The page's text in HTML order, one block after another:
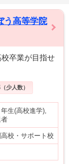
う高等学院
卒業が目指せ
少人数）
生(高校進学),
校・サポート校